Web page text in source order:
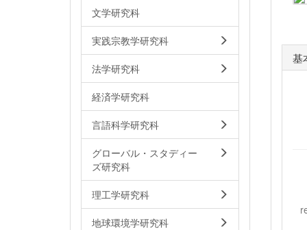
基
文学研究科
実践宗教学研究科
法学研究科
経済学研究科
言語科学研究科
グローバル・スタディー
ズ研究科
理工学研究科
地球環境学研究科